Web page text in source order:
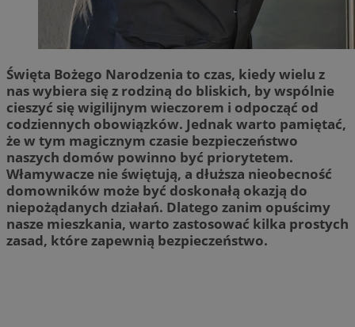
Święta Bożego Narodzenia to czas, kiedy wielu z
nas wybiera się z rodziną do bliskich, by wspólnie
cieszyć się wigilijnym wieczorem i odpocząć od
codziennych obowiązków. Jednak warto pamiętać,
że w tym magicznym czasie bezpieczeństwo
naszych domów powinno być priorytetem.
Włamywacze nie świętują, a dłuższa nieobecność
domowników może być doskonałą okazją do
niepożądanych działań. Dlatego zanim opuścimy
nasze mieszkania, warto zastosować kilka prostych
zasad, które zapewnią bezpieczeństwo.